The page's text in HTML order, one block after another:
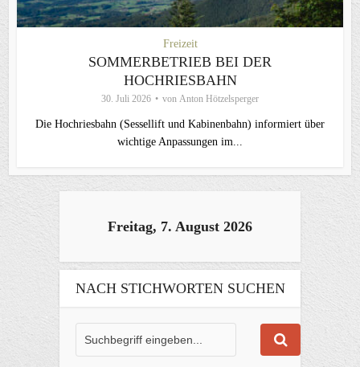
Freizeit
SOMMERBETRIEB BEI DER
HOCHRIESBAHN
30. Juli 2026 von Anton Hötzelsperger
Die Hochriesbahn (Sessellift und Kabinenbahn) informiert über
wichtige Anpassungen im...
Freitag, 7. August 2026
NACH STICHWORTEN SUCHEN